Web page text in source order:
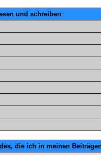
und schreiben
die ich in meinen